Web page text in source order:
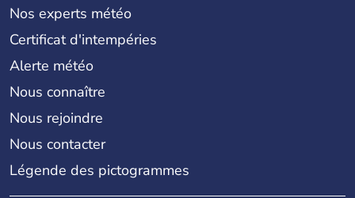
Nos experts météo
Certificat d'intempéries
Alerte météo
Nous connaître
Nous rejoindre
Nous contacter
Légende des pictogrammes